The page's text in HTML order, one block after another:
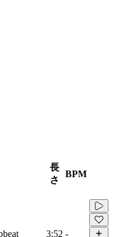
長
さ
BPM
3:52 -